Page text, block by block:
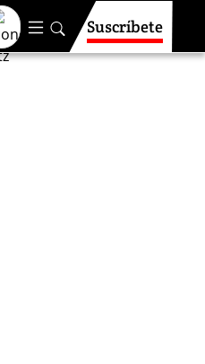
Suscríbete